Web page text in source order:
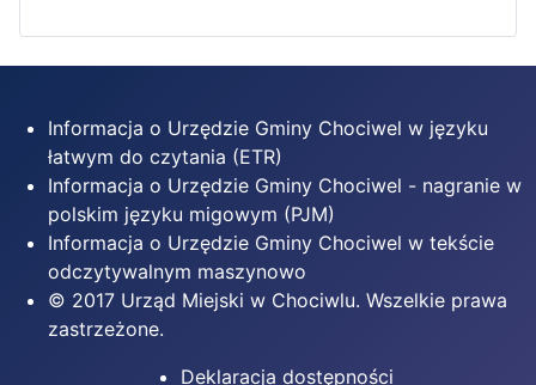
Informacja o Urzędzie Gminy Chociwel w języku
łatwym do czytania (ETR)
Informacja o Urzędzie Gminy Chociwel - nagranie w
polskim języku migowym (PJM)
Informacja o Urzędzie Gminy Chociwel w tekście
odczytywalnym maszynowo
© 2017 Urząd Miejski w Chociwlu. Wszelkie prawa
zastrzeżone.
Deklaracja dostępności